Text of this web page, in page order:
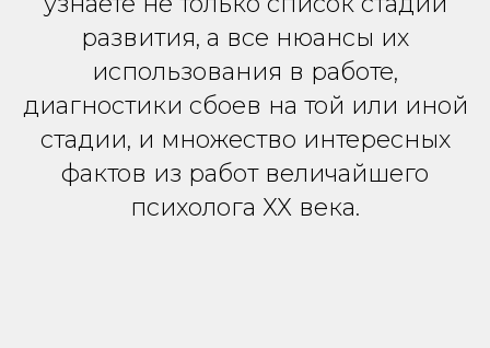
развития, а все нюансы их
использования в работе,
диагностики сбоев на той или иной
стадии, и множество интересных
фактов из работ величайшего
психолога ХХ века.